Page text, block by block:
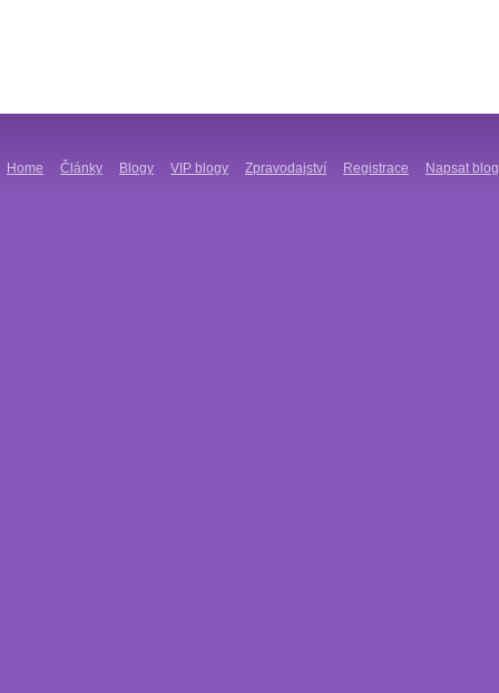
Home Články Blogy VIP blogy Zpravodajství Registrace Napsat blog